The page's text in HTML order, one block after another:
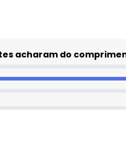
acharam do